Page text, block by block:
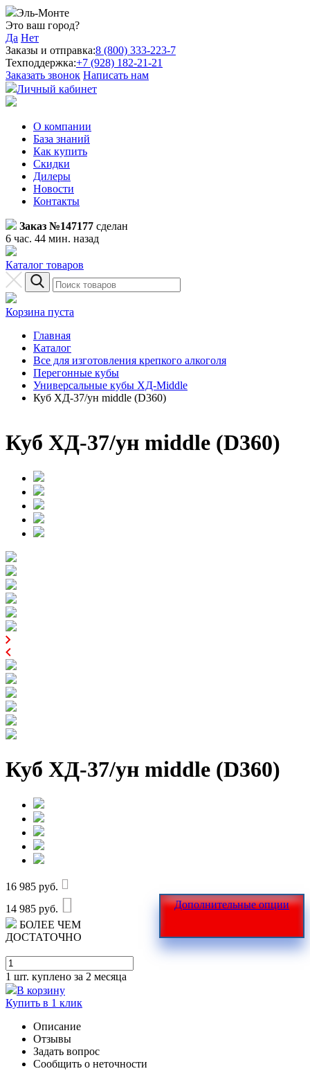
Эль-Монте
Это ваш город?
Да Нет
Заказы и отправка:8 (800) 333-223-7
Техподдержка:+7 (928) 182-21-21
Заказать звонок Написать нам
Личный кабинет
О компании
База знаний
Как купить
Скидки
Дилеры
Новости
Контакты
Заказ №147177 сделан
6 час. 44 мин. назад
Каталог товаров
Корзина пуста
Главная
Каталог
Все для изготовления крепкого алкоголя
Перегонные кубы
Универсальные кубы ХД-Middle
Куб ХД-37/ун middle (D360)
Куб ХД-37/ун middle (D360)
Куб ХД-37/ун middle (D360)
16 985 руб.
14 985 руб.
Дополнительные опции
БОЛЕЕ ЧЕМ
ДОСТАТОЧНО
1 шт. куплено за 2 месяца
В корзину
Купить в 1 клик
Описание
Отзывы
Задать вопрос
Сообщить о неточности